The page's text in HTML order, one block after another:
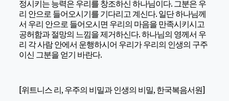
정시키는 능력은 우리를 창조하신 하나님이다. 그분은 우
리 안으로 들어오시기를 기다리고 계신다. 일단 하나님께
서 우리 안으로 들어오시면 우리의 마음을 만족시키시고
공허함과 절망의 느낌을 제거하신다. 하나님의 영께서 우
리 각 사람 안에서 운행하시어 우리가 우리의 인생의 구주
이신 그분을 얻기 바란다.
[위트니스 리, 우주의 비밀과 인생의 비밀, 한국복음서원]